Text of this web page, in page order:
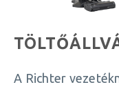
A Richter